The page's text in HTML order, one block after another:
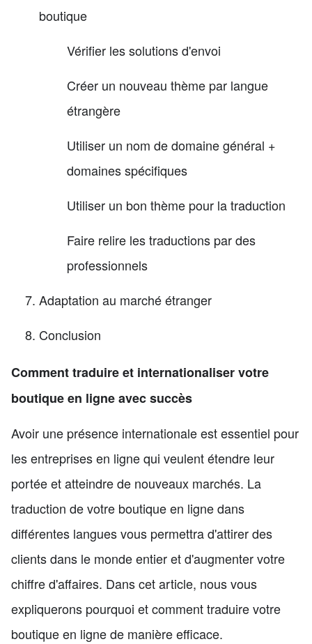
boutique
Vérifier les solutions d'envoi
Créer un nouveau thème par langue
étrangère
Utiliser un nom de domaine général +
domaines spécifiques
Utiliser un bon thème pour la traduction
Faire relire les traductions par des
professionnels
Adaptation au marché étranger
Conclusion
Comment traduire et internationaliser votre
boutique en ligne avec succès
Avoir une présence internationale est essentiel pour
les entreprises en ligne qui veulent étendre leur
portée et atteindre de nouveaux marchés. La
traduction de votre boutique en ligne dans
différentes langues vous permettra d'attirer des
clients dans le monde entier et d'augmenter votre
chiffre d'affaires. Dans cet article, nous vous
expliquerons pourquoi et comment traduire votre
boutique en ligne de manière efficace.